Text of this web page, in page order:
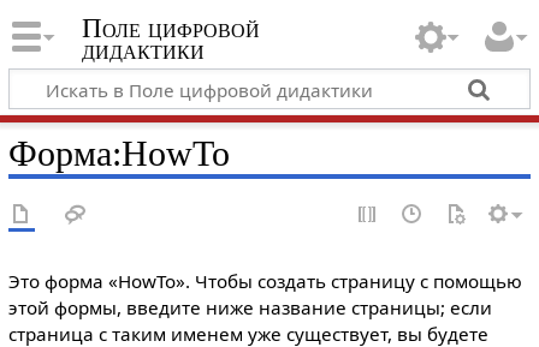
Поле цифровой
дидактики
Форма:HowTo
Это форма «HowTo». Чтобы создать страницу с помощью
этой формы, введите ниже название страницы; если
страница с таким именем уже существует, вы будете